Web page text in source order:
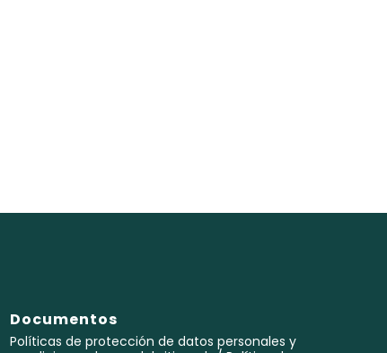
Documentos
Políticas de protección de datos personales y